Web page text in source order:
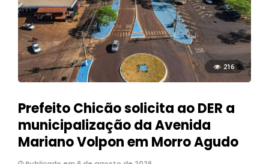
216
Prefeito Chicão solicita ao DER a
municipalização da Avenida
Mariano Volpon em Morro Agudo